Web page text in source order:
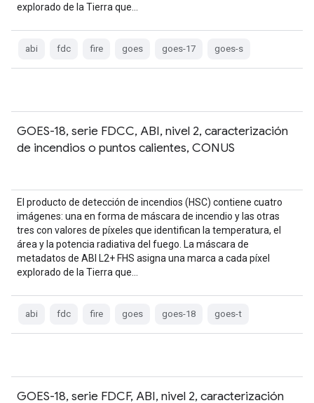
explorado de la Tierra que…
abi fdc fire goes goes-17 goes-s
GOES-18, serie FDCC, ABI, nivel 2, caracterización
de incendios o puntos calientes, CONUS
El producto de detección de incendios (HSC) contiene cuatro
imágenes: una en forma de máscara de incendio y las otras
tres con valores de píxeles que identifican la temperatura, el
área y la potencia radiativa del fuego. La máscara de
metadatos de ABI L2+ FHS asigna una marca a cada píxel
explorado de la Tierra que…
abi fdc fire goes goes-18 goes-t
GOES-18, serie FDCF, ABI, nivel 2, caracterización